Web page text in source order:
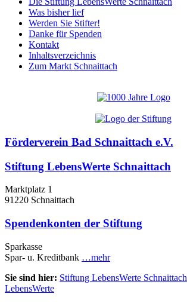
Was bisher lief
Werden Sie Stifter!
Danke für Spenden
Kontakt
Inhaltsverzeichnis
Zum Markt Schnaittach
Förderverein Bad Schnaittach e.V.
Stiftung LebensWerte Schnaittach
Marktplatz 1
91220 Schnaittach
Spendenkonten der Stiftung
Sparkasse
Spar- u. Kreditbank …mehr
Sie sind hier: Stiftung LebensWerte Schnaittach
LebensWerte